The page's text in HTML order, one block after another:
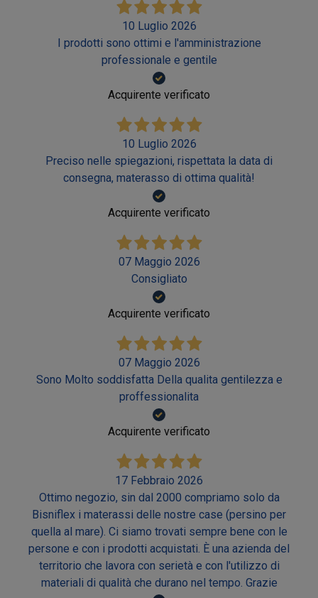
10 Luglio 2026
I prodotti sono ottimi e l'amministrazione
professionale e gentile
Acquirente verificato
10 Luglio 2026
Preciso nelle spiegazioni, rispettata la data di
consegna, materasso di ottima qualità!
Acquirente verificato
07 Maggio 2026
Consigliato
Acquirente verificato
07 Maggio 2026
Sono Molto soddisfatta Della qualita gentilezza e
proffessionalita
Acquirente verificato
17 Febbraio 2026
Ottimo negozio, sin dal 2000 compriamo solo da
Bisniflex i materassi delle nostre case (persino per
quella al mare). Ci siamo trovati sempre bene con le
persone e con i prodotti acquistati. È una azienda del
territorio che lavora con serietà e con l'utilizzo di
materiali di qualità che durano nel tempo. Grazie